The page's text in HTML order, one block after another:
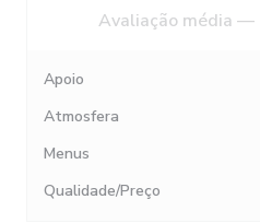
Avaliação média —
Apoio
Atmosfera
Menus
Qualidade/Preço